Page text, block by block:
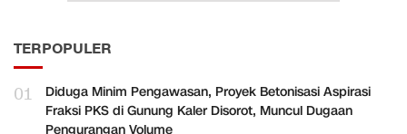
TERPOPULER
01
Diduga Minim Pengawasan, Proyek Betonisasi Aspirasi
Fraksi PKS di Gunung Kaler Disorot, Muncul Dugaan
Pengurangan Volume